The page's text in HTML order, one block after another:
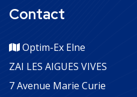
Contact
Optim-Ex Elne
ZAI LES AIGUES VIVES
7 Avenue Marie Curie